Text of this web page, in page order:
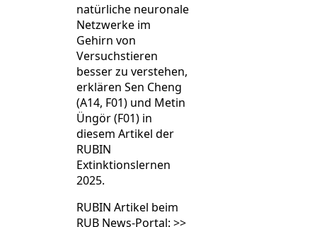
natürliche neuronale
Netzwerke im
Gehirn von
Versuchstieren
besser zu verstehen,
erklären Sen Cheng
(A14, F01) und Metin
Üngör (F01) in
diesem Artikel der
RUBIN
Extinktionslernen
2025.
RUBIN Artikel beim
RUB News-Portal: >>